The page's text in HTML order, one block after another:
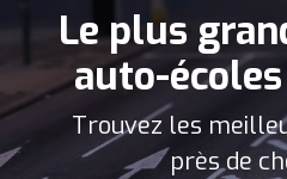
Le plus
auto-
Trouvez les
près de